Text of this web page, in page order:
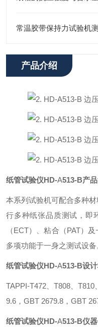
常温胶带保持力试验机
产品介绍
纸管试验仪HD-A513-B产
本系列试验机可配合多种
行多种纸张品质测试，即
（ECT）、粘合（PAT）
多项功能于一身之测试设备
纸管试验仪HD-A513-B设计
TAPPI-T472 、T808、
9.6，GBT 2679.8，GBT
纸管试验仪HD-A513-B仪器